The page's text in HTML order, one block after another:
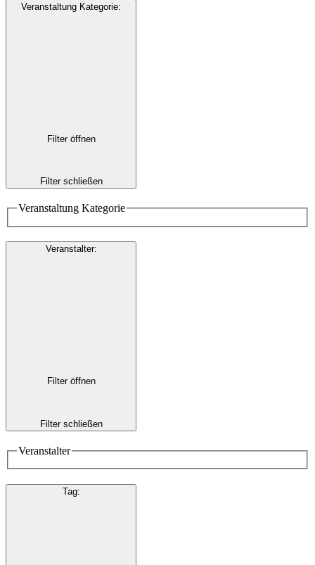
Veranstaltung Kategorie:
Filter öffnen
Filter schließen
Veranstaltung Kategorie
Veranstalter:
Filter öffnen
Filter schließen
Veranstalter
Tag: